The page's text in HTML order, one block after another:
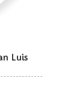
Luis